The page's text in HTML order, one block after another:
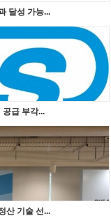
달성 가능...
급 부각...
산 기술 선...